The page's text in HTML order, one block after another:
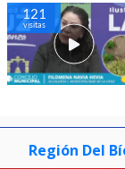
121
visitas
Región Del